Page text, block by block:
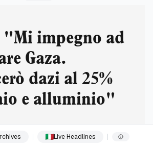
impegno ad
Gaza.
dazi al 25%
e alluminio"
ha specificato che potrebbe concedere
Live Headlines